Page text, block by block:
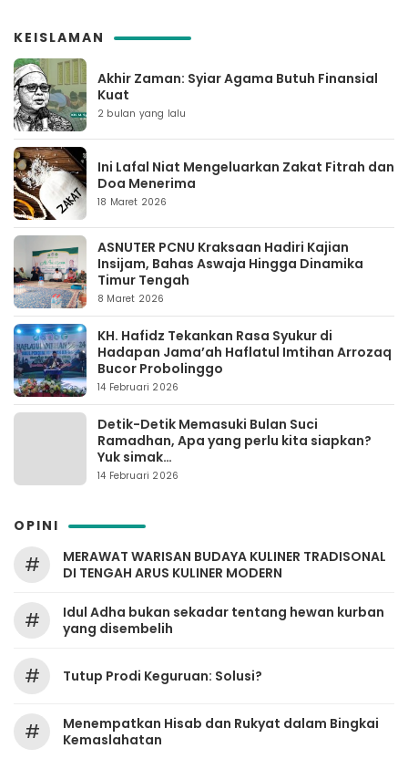
KEISLAMAN
Akhir Zaman: Syiar Agama Butuh Finansial
Kuat
2 bulan yang lalu
Ini Lafal Niat Mengeluarkan Zakat Fitrah dan
Doa Menerima
18 Maret 2026
ASNUTER PCNU Kraksaan Hadiri Kajian
Insijam, Bahas Aswaja Hingga Dinamika
Timur Tengah
8 Maret 2026
KH. Hafidz Tekankan Rasa Syukur di
Hadapan Jama’ah Haflatul Imtihan Arrozaq
Bucor Probolinggo
14 Februari 2026
Detik-Detik Memasuki Bulan Suci
Ramadhan, Apa yang perlu kita siapkan?
Yuk simak…
14 Februari 2026
OPINI
#
MERAWAT WARISAN BUDAYA KULINER TRADISONAL
DI TENGAH ARUS KULINER MODERN
#
Idul Adha bukan sekadar tentang hewan kurban
yang disembelih
# Tutup Prodi Keguruan: Solusi?
#
Menempatkan Hisab dan Rukyat dalam Bingkai
Kemaslahatan